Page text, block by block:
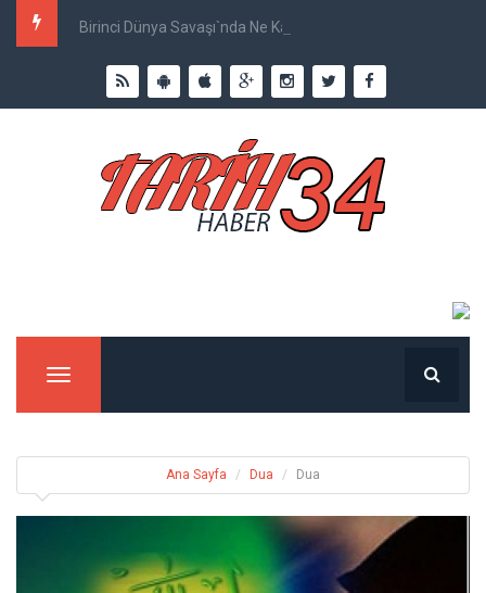
Birinci Dünya Savaşı`nda Ne Kadar İnsan Öldü?
Menu
Ana Sayfa Dua Dua